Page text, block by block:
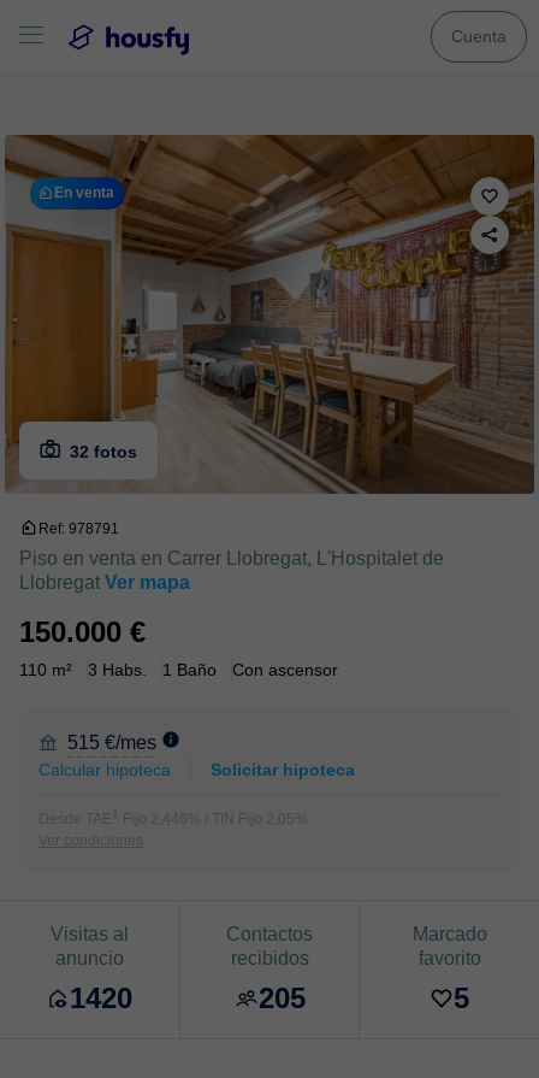
Cuenta
32 fotos
En venta
Ref: 978791
Piso en venta en Carrer Llobregat, L'Hospitalet de
Llobregat Ver mapa
150.000 €
110 m² 3 Habs. 1 Baño Con ascensor
515 €/mes
Calcular hipoteca Solicitar hipoteca
Desde TAE 1
Fijo 2,446% / TIN Fijo 2,05%
Ver condiciones
Visitas al
anuncio
1420
Contactos
recibidos
205
Marcado
favorito
5